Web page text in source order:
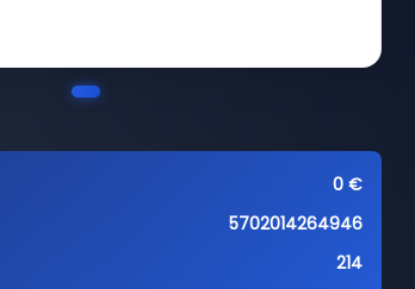
0 €
5702014264946
214